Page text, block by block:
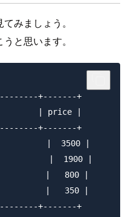
みましょう。
と思います。
+-------+
| price |
+-------+
|  3500 |
|  1900 |
|   800 |
|   350 |
+-------+